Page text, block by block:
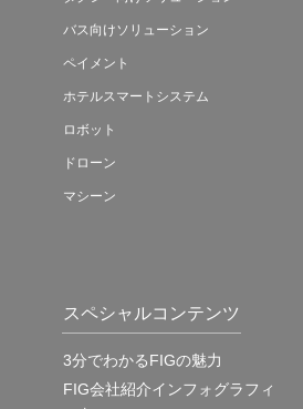
バス向けソリューション
ペイメント
ホテルスマートシステム
ロボット
ドローン
マシーン
スペシャルコンテンツ
3分でわかるFIGの魅力
FIG会社紹介インフォグラフィ